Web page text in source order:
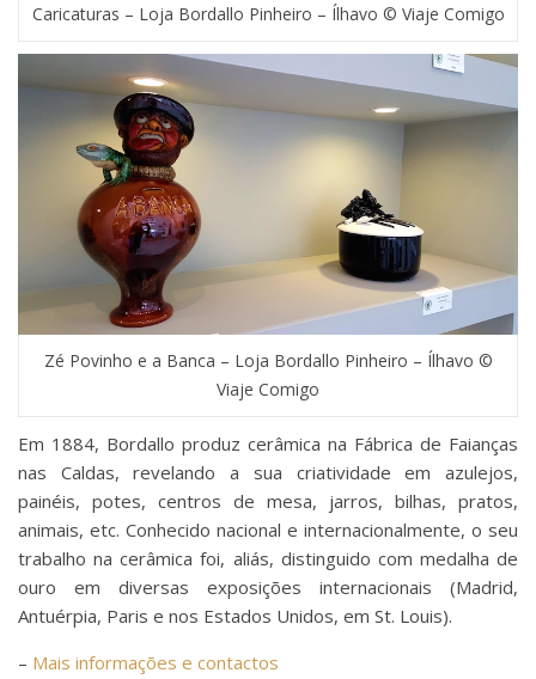
Caricaturas – Loja Bordallo Pinheiro – Ílhavo © Viaje Comigo
Zé Povinho e a Banca – Loja Bordallo Pinheiro – Ílhavo ©
Viaje Comigo
Em 1884, Bordallo produz cerâmica na Fábrica de Faianças
nas Caldas, revelando a sua criatividade em azulejos,
painéis, potes, centros de mesa, jarros, bilhas, pratos,
animais, etc. Conhecido nacional e internacionalmente, o seu
trabalho na cerâmica foi, aliás, distinguido com medalha de
ouro em diversas exposições internacionais (Madrid,
Antuérpia, Paris e nos Estados Unidos, em St. Louis).
– Mais informações e contactos